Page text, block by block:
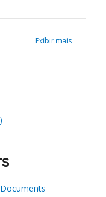
Exibir mais